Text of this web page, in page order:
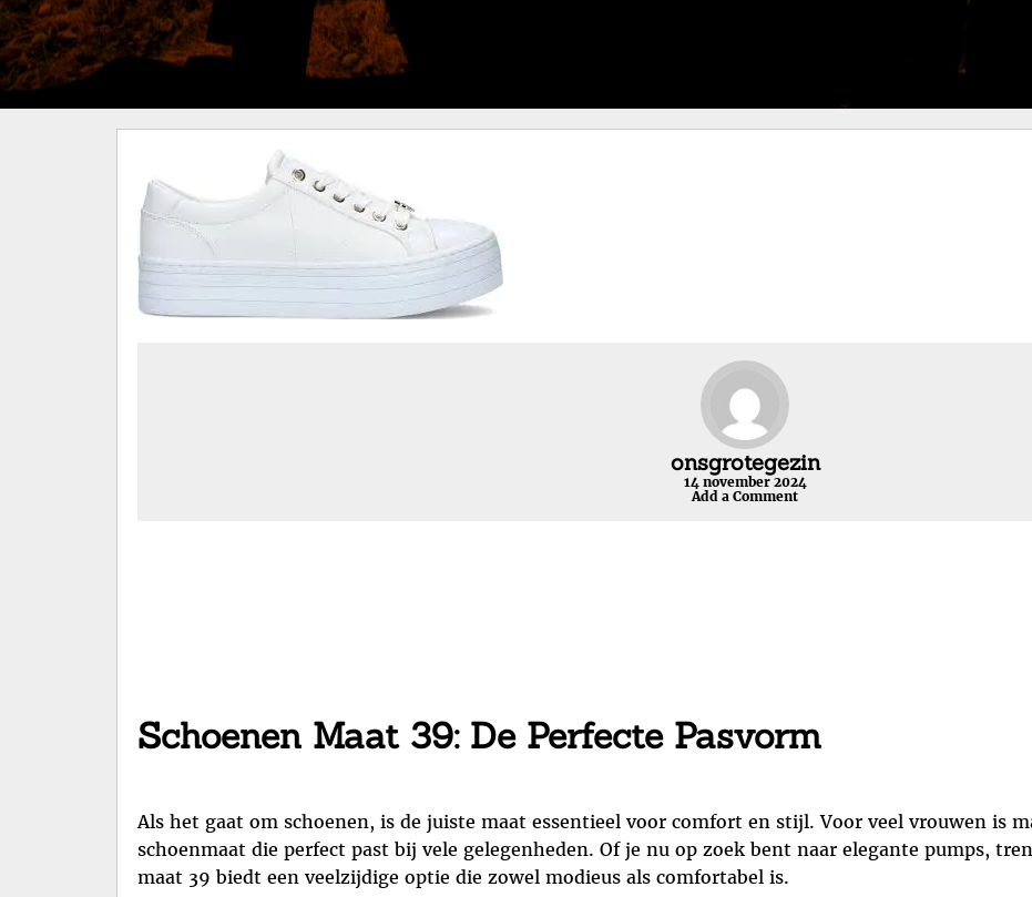
onsgrotegezin
14 november 2024
Add a Comment
Schoenen Maat 39: De Perfecte Pasvorm
Als het gaat om schoenen, is de juiste maat essentieel voor comfort en stijl. Voor veel vrouwen is
schoenmaat die perfect past bij vele gelegenheden. Of je nu op zoek bent naar elegante pumps,
maat 39 biedt een veelzijdige optie die zowel modieus als comfortabel is.